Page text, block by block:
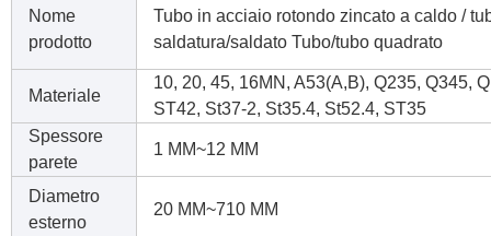
Nome
prodotto
Tubo in acciaio rotondo zincato a caldo /
saldatura/saldato Tubo/tubo quadrato
Materiale
10, 20, 45, 16MN, A53(A,B), Q235, Q345,
ST42, St37-2, St35.4, St52.4, ST35
Spessore
parete
1 MM~12 MM
Diametro
esterno
20 MM~710 MM